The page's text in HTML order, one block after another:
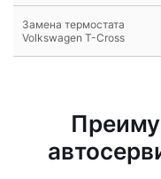
Замена термостата
Volkswagen T-Cross